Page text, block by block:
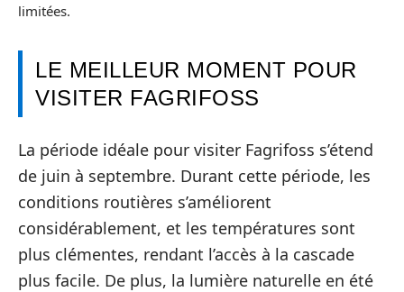
limitées.
LE MEILLEUR MOMENT POUR
VISITER FAGRIFOSS
La période idéale pour visiter Fagrifoss s’étend
de juin à septembre. Durant cette période, les
conditions routières s’améliorent
considérablement, et les températures sont
plus clémentes, rendant l’accès à la cascade
plus facile. De plus, la lumière naturelle en été